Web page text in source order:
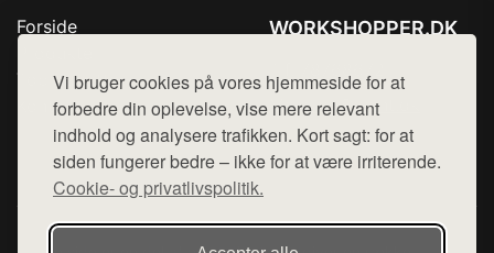
Vi bruger cookies på vores hjemmeside for at
forbedre din oplevelse, vise mere relevant
indhold og analysere trafikken. Kort sagt: for at
siden fungerer bedre – ikke for at være irriterende.
Cookie- og privatlivspolitik.
Forside
Top Rabatter
Kontakt
WORKSHOPPER.DK
Mail: hej@want.dk
Cookie- og privatlivspolitik